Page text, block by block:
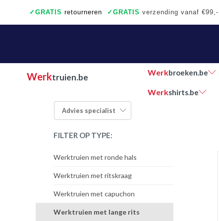
✓ GRATIS retourneren ✓ GRATIS verzending vanaf €99,-
Werktruien.be Werkbroeken.be
Werkshirts.be
FILTER OP TYPE:
Werktruien met ronde hals
Werktruien met ritskraag
Werktruien met capuchon
Werktruien met lange rits
Advies specialist